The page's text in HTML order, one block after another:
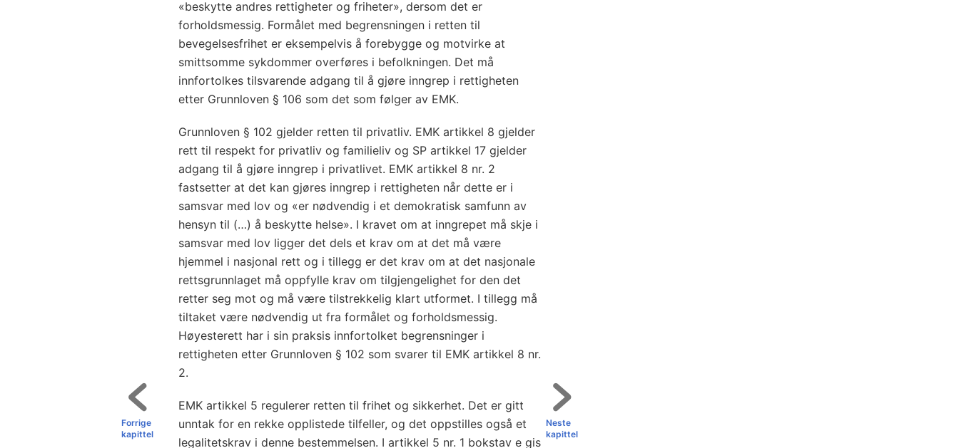
«beskytte andres rettigheter og friheter», dersom det er
forholdsmessig. Formålet med begrensningen i retten til
bevegelsesfrihet er eksempelvis å forebygge og motvirke at
smittsomme sykdommer overføres i befolkningen. Det må
innfortolkes tilsvarende adgang til å gjøre inngrep i rettigheten
etter Grunnloven § 106 som det som følger av EMK.
Grunnloven § 102 gjelder retten til privatliv. EMK artikkel 8 gjelder
rett til respekt for privatliv og familieliv og SP artikkel 17 gjelder
adgang til å gjøre inngrep i privatlivet. EMK artikkel 8 nr. 2
fastsetter at det kan gjøres inngrep i rettigheten når dette er i
samsvar med lov og «er nødvendig i et demokratisk samfunn av
hensyn til (…) å beskytte helse». I kravet om at inngrepet må skje i
samsvar med lov ligger det dels et krav om at det må være
hjemmel i nasjonal rett og i tillegg er det krav om at det nasjonale
rettsgrunnlaget må oppfylle krav om tilgjengelighet for den det
retter seg mot og må være tilstrekkelig klart utformet. I tillegg må
tiltaket være nødvendig ut fra formålet og forholdsmessig.
Høyesterett har i sin praksis innfortolket begrensninger i
rettigheten etter Grunnloven § 102 som svarer til EMK artikkel 8 nr.
2.
EMK artikkel 5 regulerer retten til frihet og sikkerhet. Det er gitt
unntak for en rekke opplistede tilfeller, og det oppstilles også et
legalitetskrav i denne bestemmelsen. I artikkel 5 nr. 1 bokstav e gis
Neste
kapittel
Forrige
kapittel